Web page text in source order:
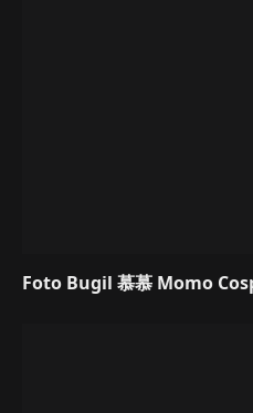
Foto Bugil 慕慕 Momo